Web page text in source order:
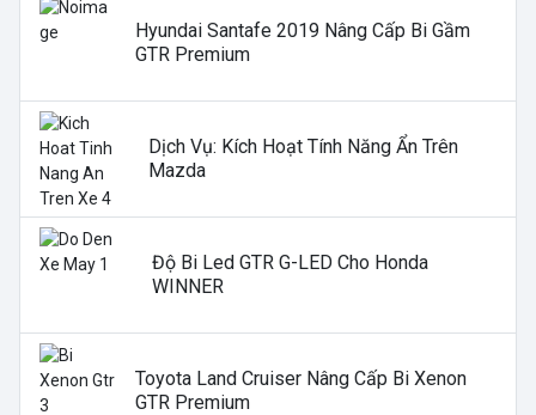
Hyundai Santafe 2019 Nâng Cấp Bi Gầm
GTR Premium
Dịch Vụ: Kích Hoạt Tính Năng Ẩn Trên
Mazda
Độ Bi Led GTR G-LED Cho Honda
WINNER
Toyota Land Cruiser Nâng Cấp Bi Xenon
GTR Premium